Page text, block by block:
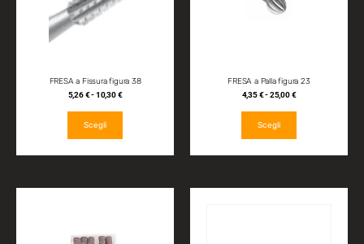
FRESA a Fissura figura 38
5,26€-10,30€
Scegli
FRESA a Palla figura 23
4,35€-25,00€
Scegli